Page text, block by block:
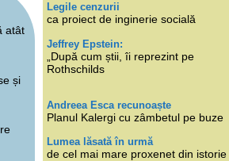
atât
și
Legile cenzurii
ca proiect de inginerie socială
Jeffrey Epstein:
„După cum știi, îi reprezint pe
Rothschilds
Andreea Esca recunoaște
Planul Kalergi cu zâmbetul pe buze
Lumea lăsată în urmă
de cel mai mare proxenet din istorie